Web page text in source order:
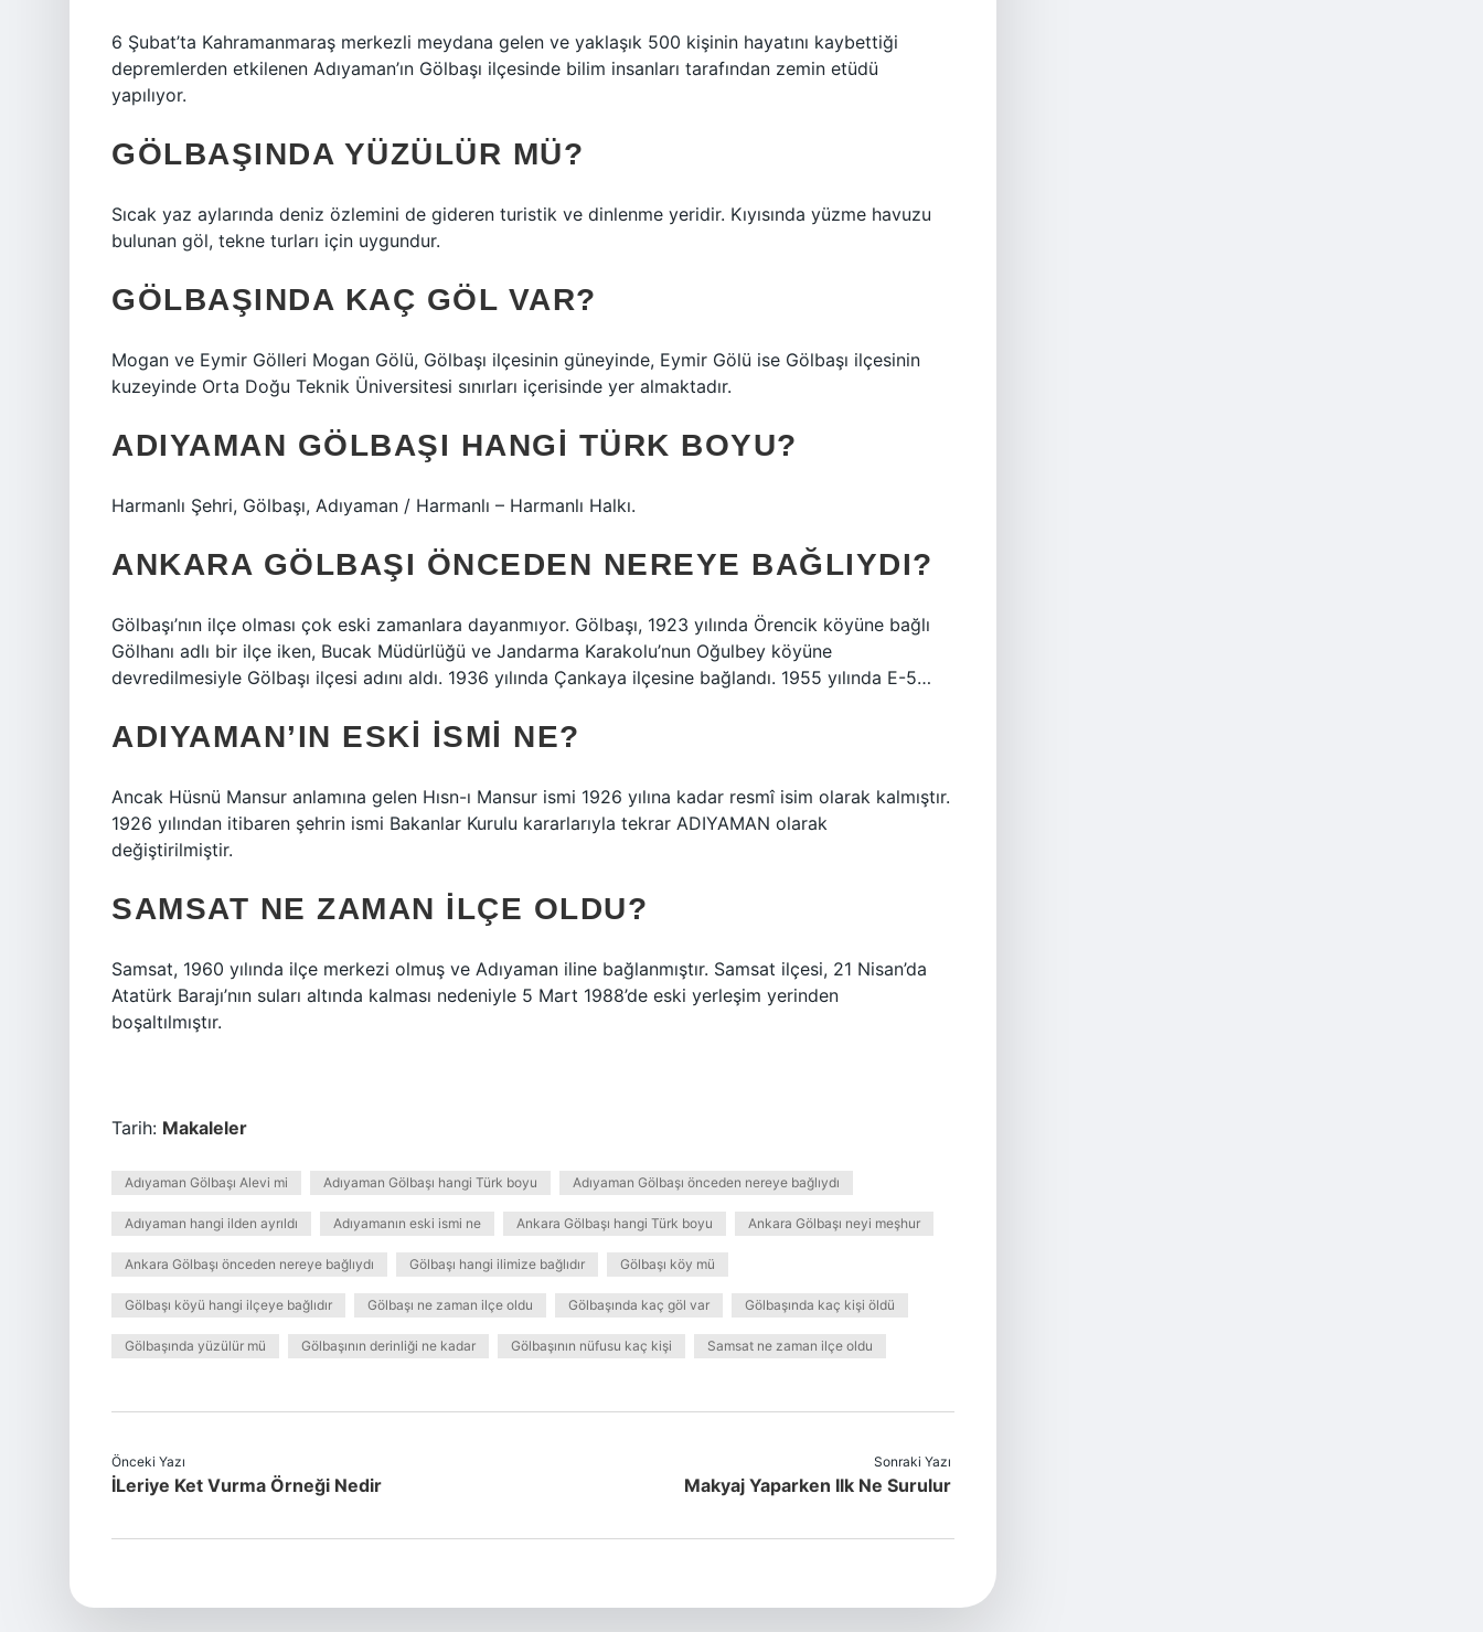
6 Şubat’ta Kahramanmaraş merkezli meydana gelen ve yaklaşık 500 kişinin hayatını kaybettiği
depremlerden etkilenen Adıyaman’ın Gölbaşı ilçesinde bilim insanları tarafından zemin etüdü
yapılıyor.
GÖLBAŞINDA YÜZÜLÜR MÜ?
Sıcak yaz aylarında deniz özlemini de gideren turistik ve dinlenme yeridir. Kıyısında yüzme havuzu
bulunan göl, tekne turları için uygundur.
GÖLBAŞINDA KAÇ GÖL VAR?
Mogan ve Eymir Gölleri Mogan Gölü, Gölbaşı ilçesinin güneyinde, Eymir Gölü ise Gölbaşı ilçesinin
kuzeyinde Orta Doğu Teknik Üniversitesi sınırları içerisinde yer almaktadır.
ADIYAMAN GÖLBAŞI HANGI TÜRK BOYU?
Harmanlı Şehri, Gölbaşı, Adıyaman / Harmanlı – Harmanlı Halkı.
ANKARA GÖLBAŞI ÖNCEDEN NEREYE BAĞLIYDI?
Gölbaşı’nın ilçe olması çok eski zamanlara dayanmıyor. Gölbaşı, 1923 yılında Örencik köyüne bağlı
Gölhanı adlı bir ilçe iken, Bucak Müdürlüğü ve Jandarma Karakolu’nun Oğulbey köyüne
devredilmesiyle Gölbaşı ilçesi adını aldı. 1936 yılında Çankaya ilçesine bağlandı. 1955 yılında E-5…
ADIYAMAN’IN ESKI ISMI NE?
Ancak Hüsnü Mansur anlamına gelen Hısn-ı Mansur ismi 1926 yılına kadar resmî isim olarak kalmıştır.
1926 yılından itibaren şehrin ismi Bakanlar Kurulu kararlarıyla tekrar ADIYAMAN olarak
değiştirilmiştir.
SAMSAT NE ZAMAN ILÇE OLDU?
Samsat, 1960 yılında ilçe merkezi olmuş ve Adıyaman iline bağlanmıştır. Samsat ilçesi, 21 Nisan’da
Atatürk Barajı’nın suları altında kalması nedeniyle 5 Mart 1988’de eski yerleşim yerinden
boşaltılmıştır.
Tarih: Makaleler
Adıyaman Gölbaşı Alevi mi Adıyaman Gölbaşı hangi Türk boyu Adıyaman Gölbaşı önceden nereye bağlıydı
Adıyaman hangi ilden ayrıldı Adıyamanın eski ismi ne Ankara Gölbaşı hangi Türk boyu Ankara Gölbaşı neyi meşhur
Ankara Gölbaşı önceden nereye bağlıydı Gölbaşı hangi ilimize bağlıdır Gölbaşı köy mü
Gölbaşı köyü hangi ilçeye bağlıdır Gölbaşı ne zaman ilçe oldu Gölbaşında kaç göl var Gölbaşında kaç kişi öldü
Gölbaşında yüzülür mü Gölbaşının derinliği ne kadar Gölbaşının nüfusu kaç kişi Samsat ne zaman ilçe oldu
Önceki Yazı
İLeriye Ket Vurma Örneği Nedir
Sonraki Yazı
Makyaj Yaparken Ilk Ne Surulur